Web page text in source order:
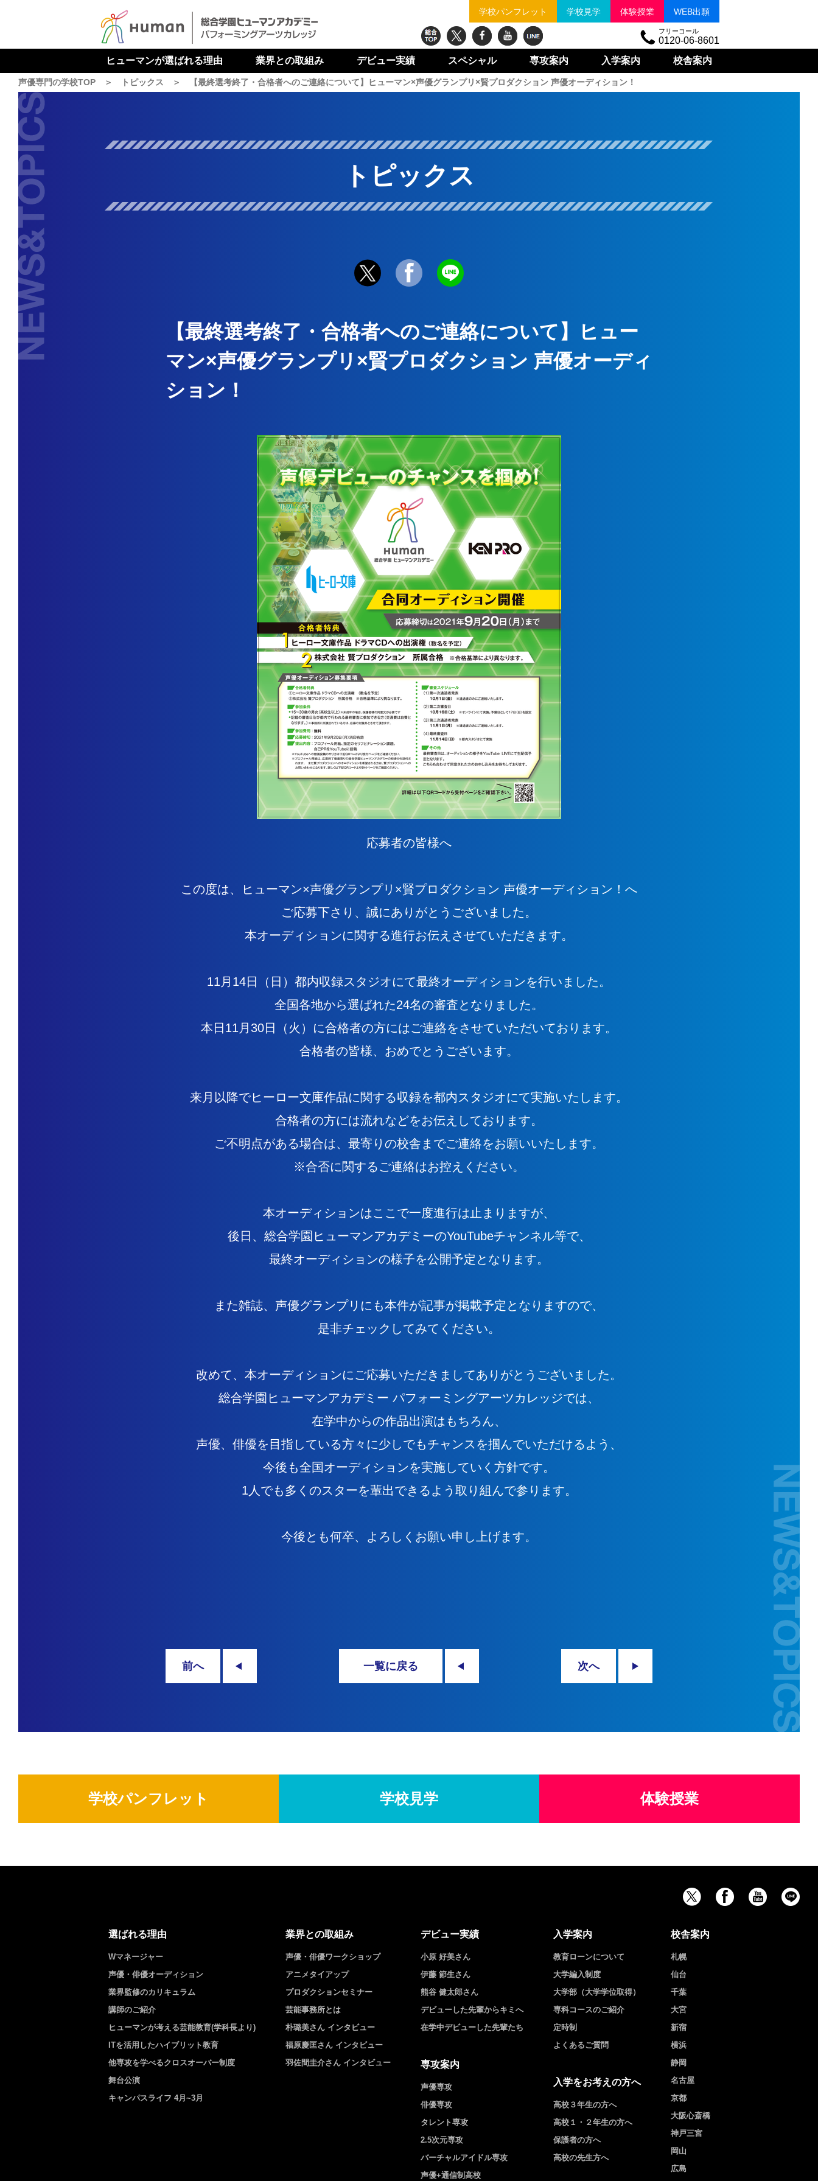
学校パンフレット 学校見学 体験授業 WEB出願
フリーコール
0120-06-8601
ヒューマンが選ばれる理由 業界との取組み デビュー実績 スペシャル 専攻案内 入学案内 校舎案内
声優専門の学校TOP トピックス 【最終選考終了・合格者へのご連絡について】ヒューマン×声優グランプリ×賢プロダクション 声優オーディション！
トピックス
【最終選考終了・合格者へのご連絡について】ヒュー
マン×声優グランプリ×賢プロダクション 声優オーディ
ション！
応募者の皆様へ
この度は、ヒューマン×声優グランプリ×賢プロダクション 声優オーディション！へ
ご応募下さり、誠にありがとうございました。
本オーディションに関する進行お伝えさせていただきます。
11月14日（日）都内収録スタジオにて最終オーディションを行いました。
全国各地から選ばれた24名の審査となりました。
本日11月30日（火）に合格者の方にはご連絡をさせていただいております。
合格者の皆様、おめでとうございます。
来月以降でヒーロー文庫作品に関する収録を都内スタジオにて実施いたします。
合格者の方には流れなどをお伝えしております。
ご不明点がある場合は、最寄りの校舎までご連絡をお願いいたします。
※合否に関するご連絡はお控えください。
本オーディションはここで一度進行は止まりますが、
後日、総合学園ヒューマンアカデミーのYouTubeチャンネル等で、
最終オーディションの様子を公開予定となります。
また雑誌、声優グランプリにも本件が記事が掲載予定となりますので、
是非チェックしてみてください。
改めて、本オーディションにご応募いただきましてありがとうございました。
総合学園ヒューマンアカデミー パフォーミングアーツカレッジでは、
在学中からの作品出演はもちろん、
声優、俳優を目指している方々に少しでもチャンスを掴んでいただけるよう、
今後も全国オーディションを実施していく方針です。
1人でも多くのスターを輩出できるよう取り組んで参ります。
今後とも何卒、よろしくお願い申し上げます。
前へ 一覧に戻る 次へ
学校パンフレット 学校見学 体験授業
選ばれる理由
Wマネージャー
声優・俳優オーディション
業界監修のカリキュラム
講師のご紹介
ヒューマンが考える芸能教育(学科長より)
ITを活用したハイブリット教育
他専攻を学べるクロスオーバー制度
舞台公演
キャンパスライフ 4月~3月
業界との取組み
声優・俳優ワークショップ
アニメタイアップ
プロダクションセミナー
芸能事務所とは
朴璐美さん インタビュー
福原慶匡さん インタビュー
羽佐間圭介さん インタビュー
デビュー実績
小原 好美さん
伊藤 節生さん
熊谷 健太郎さん
デビューした先輩からキミへ
在学中デビューした先輩たち
専攻案内
声優専攻
俳優専攻
タレント専攻
2.5次元専攻
バーチャルアイドル専攻
声優+通信制高校
入学案内
教育ローンについて
大学編入制度
大学部（大学学位取得）
専科コースのご紹介
定時制
よくあるご質問
入学をお考えの方へ
高校３年生の方へ
高校１・２年生の方へ
保護者の方へ
高校の先生方へ
校舎案内
札幌
仙台
千葉
大宮
新宿
横浜
静岡
名古屋
京都
大阪心斎橋
神戸三宮
岡山
広島